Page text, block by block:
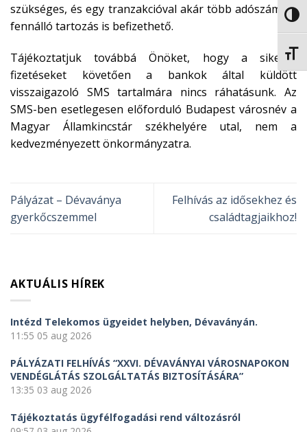
szükséges, és egy tranzakcióval akár több adószámlán
fennálló tartozás is befizethető.
Tájékoztatjuk továbbá Önöket, hogy a sikeres
fizetéseket követően a bankok által küldött
visszaigazoló SMS tartalmára nincs ráhatásunk. Az
SMS-ben esetlegesen előforduló Budapest városnév a
Magyar Államkincstár székhelyére utal, nem a
kedvezményezett önkormányzatra.
Pályázat – Dévaványa
gyerkőcszemmel
Felhívás az idősekhez és
családtagjaikhoz!
AKTUÁLIS HÍREK
Intézd Telekomos ügyeidet helyben, Dévaványán.
11:55 05 aug 2026
PÁLYÁZATI FELHÍVÁS “XXVI. DÉVAVÁNYAI VÁROSNAPOKON
VENDÉGLÁTÁS SZOLGÁLTATÁS BIZTOSÍTÁSÁRA”
13:35 03 aug 2026
Tájékoztatás ügyfélfogadási rend változásról